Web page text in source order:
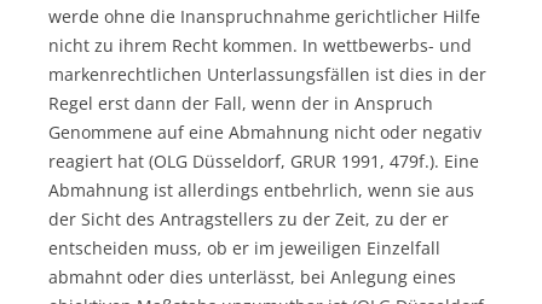
werde ohne die Inanspruchnahme gerichtlicher Hilfe
nicht zu ihrem Recht kommen. In wettbewerbs- und
markenrechtlichen Unterlassungsfällen ist dies in der
Regel erst dann der Fall, wenn der in Anspruch
Genommene auf eine Abmahnung nicht oder negativ
reagiert hat (OLG Düsseldorf, GRUR 1991, 479f.). Eine
Abmahnung ist allerdings entbehrlich, wenn sie aus
der Sicht des Antragstellers zu der Zeit, zu der er
entscheiden muss, ob er im jeweiligen Einzelfall
abmahnt oder dies unterlässt, bei Anlegung eines